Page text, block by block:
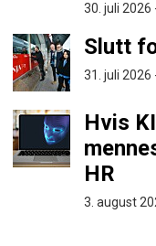
30. juli 2026
Slutt
31. juli 2026
Hvis
HR
3. august